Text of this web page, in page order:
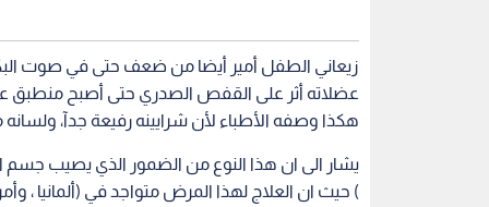
زيعاني الطفل أمير أيضا من ضعف حتى في صوت
عضلاته أثر على القفص الصدري حتى أصبح منطبق
هكذا وصفه الأطباء لأن شرايينه رفيعة جدآ، ولسانه
يشار الى ان هذا النوع من الضمور الذي يصيب